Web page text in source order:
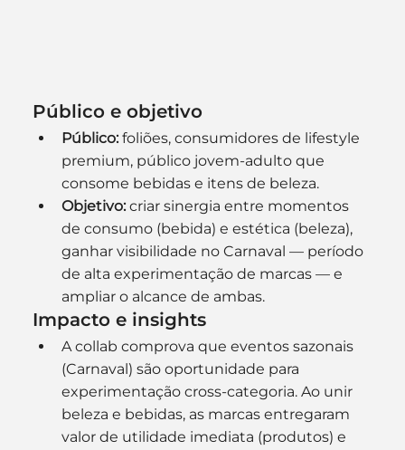
Público e objetivo
Público: foliões, consumidores de lifestyle
premium, público jovem-adulto que
consome bebidas e itens de beleza.
Objetivo: criar sinergia entre momentos
de consumo (bebida) e estética (beleza),
ganhar visibilidade no Carnaval — período
de alta experimentação de marcas — e
ampliar o alcance de ambas.
Impacto e insights
A collab comprova que eventos sazonais
(Carnaval) são oportunidade para
experimentação cross-categoria. Ao unir
beleza e bebidas, as marcas entregaram
valor de utilidade imediata (produtos) e